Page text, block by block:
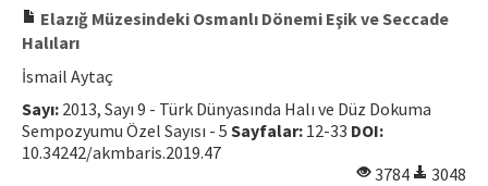
Elazığ Müzesindeki Osmanlı Dönemi Eşik ve Seccade
Halıları
İsmail Aytaç
Sayı: 2013, Sayı 9 - Türk Dünyasında Halı ve Düz Dokuma
Sempozyumu Özel Sayısı - 5 Sayfalar: 12-33 DOI:
10.34242/akmbaris.2019.47
3784
3048